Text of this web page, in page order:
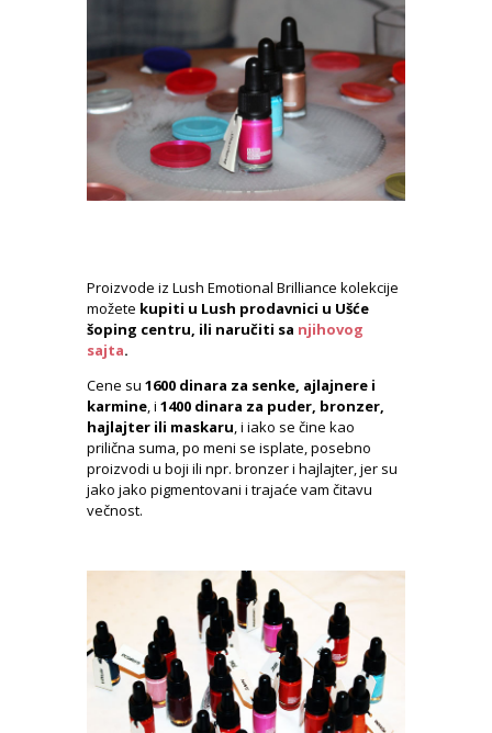
Proizvode iz Lush Emotional Brilliance kolekcije
možete kupiti u Lush prodavnici u Ušće
šoping centru, ili naručiti sa njihovog
sajta.
Cene su 1600 dinara za senke, ajlajnere i
karmine, i 1400 dinara za puder, bronzer,
hajlajter ili maskaru, i iako se čine kao
prilična suma, po meni se isplate, posebno
proizvodi u boji ili npr. bronzer i hajlajter, jer su
jako jako pigmentovani i trajaće vam čitavu
večnost.